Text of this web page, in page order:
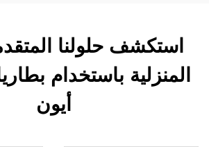
استكشف حلولنا
المنزلية باستخدام
أيون